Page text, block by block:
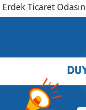
Erdek Ticaret